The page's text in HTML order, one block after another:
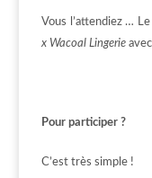
Vous l’attendiez …
x Wacoal Lingerie
Pour participer ?
C’est très simple !